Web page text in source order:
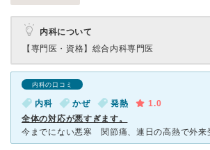
内科について
【専門医・資格】 総合内科専門医
内科の口コミ
内科 かぜ 発熱
1.0
全体の対応が悪すぎます。